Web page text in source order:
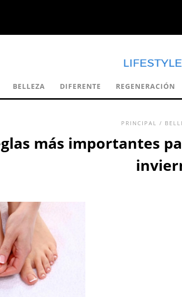
BELLEZA DIFERENTE REGENERACIÓN
PRINCIPAL /
más importantes